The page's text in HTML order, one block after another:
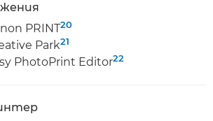
PRINT20
Park21
PhotoPrint Editor22